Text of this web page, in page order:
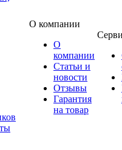
О компании
О
компании
Статьи и
новости
Отзывы
Гарантия
на товар